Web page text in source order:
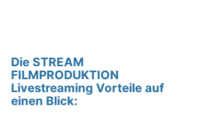
Die STREAM
FILMPRODUKTION
Livestreaming Vorteile auf
einen Blick: